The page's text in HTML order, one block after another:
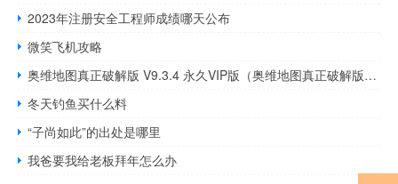
2023年注册安全工程师成绩哪天公布
微笑飞机攻略
奥维地图真正破解版 V9.3.4 永久VIP版（奥维地图真正破解版 V9.3.4 永久VIP版功能简介）
冬天钓鱼买什么料
“子尚如此”的出处是哪里
我爸要我给老板拜年怎么办